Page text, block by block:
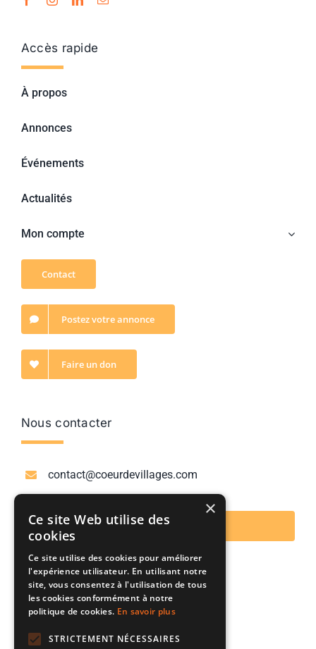
Accès rapide
À propos
Annonces
Événements
Actualités
Mon compte
Contact
Postez votre annonce
Faire un don
Nous contacter
contact@coeurdevillages.com
Nous contacter
Ils supportent notre initiative
×
Ce site Web utilise des
cookies
Ce site utilise des cookies pour améliorer
l'expérience utilisateur. En utilisant notre
site, vous consentez à l'utilisation de tous
les cookies conformément à notre
politique de cookies. En savoir plus
STRICTEMENT NÉCESSAIRES